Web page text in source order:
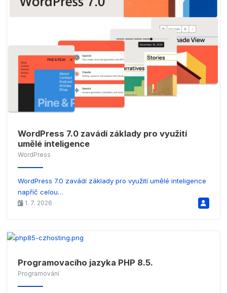
WordPress 7.0 zavádí základy pro využití
umělé inteligence
WordPress
WordPress 7.0 zavádí základy pro využití umělé inteligence
napříč celou…
1. 7. 2026
Programovacího jazyka PHP 8.5.
Programování